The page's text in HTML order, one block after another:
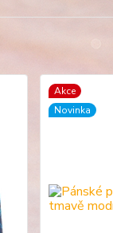
Akce
Novinka